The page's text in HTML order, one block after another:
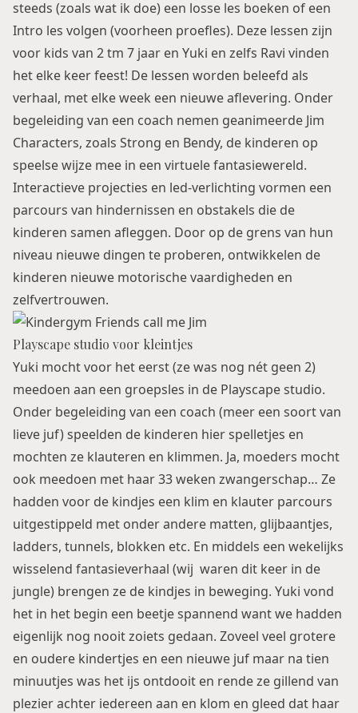
steeds (zoals wat ik doe) een losse les boeken of een
Intro les volgen (voorheen proefles). Deze lessen zijn
voor kids van 2 tm 7 jaar en Yuki en zelfs Ravi vinden
het elke keer feest! De lessen worden beleefd als
verhaal, met elke week een nieuwe aflevering. Onder
begeleiding van een coach nemen geanimeerde Jim
Characters, zoals Strong en Bendy, de kinderen op
speelse wijze mee in een virtuele fantasiewereld.
Interactieve projecties en led-verlichting vormen een
parcours van hindernissen en obstakels die de
kinderen samen afleggen. Door op de grens van hun
niveau nieuwe dingen te proberen, ontwikkelen de
kinderen nieuwe motorische vaardigheden en
zelfvertrouwen.
Playscape studio voor kleintjes
Yuki mocht voor het eerst (ze was nog nét geen 2)
meedoen aan een groepsles in de Playscape studio.
Onder begeleiding van een coach (meer een soort van
lieve juf) speelden de kinderen hier spelletjes en
mochten ze klauteren en klimmen. Ja, moeders mocht
ook meedoen met haar 33 weken zwangerschap… Ze
hadden voor de kindjes een klim en klauter parcours
uitgestippeld met onder andere matten, glijbaantjes,
ladders, tunnels, blokken etc. En middels een wekelijks
wisselend fantasieverhaal (wij waren dit keer in de
jungle) brengen ze de kindjes in beweging. Yuki vond
het in het begin een beetje spannend want we hadden
eigenlijk nog nooit zoiets gedaan. Zoveel veel grotere
en oudere kindertjes en een nieuwe juf maar na tien
minuutjes was het ijs ontdooit en rende ze gillend van
plezier achter iedereen aan en klom en gleed dat haar